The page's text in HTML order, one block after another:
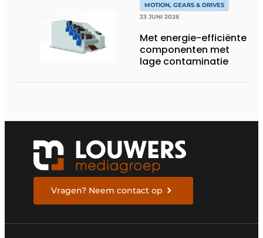
MOTION, GEARS & DRIVES
23 JUNI 2026
Met energie-efficiënte
componenten met
lage contaminatie
Vragen? Neem contact op